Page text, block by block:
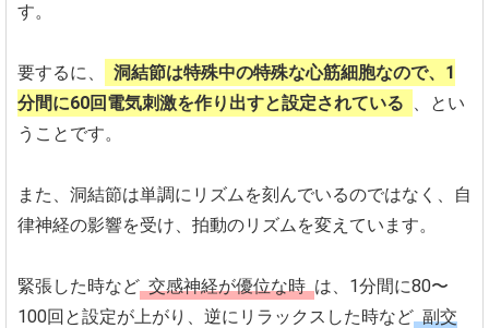
す。
要するに、
洞結節は特殊中の特殊な心筋細胞なので、1
分間に60回電気刺激を作り出すと設定されている 、とい
うことです。
また、洞結節は単調にリズムを刻んでいるのではなく、自
律神経の影響を受け、拍動のリズムを変えています。
緊張した時など 交感神経が優位な時 は、1分間に80〜
100回と設定が上がり、逆にリラックスした時など 副交